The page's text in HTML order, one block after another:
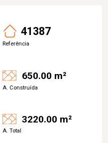
41387
Referência
650.00 m²
A. Construída
3220.00 m²
A. Total